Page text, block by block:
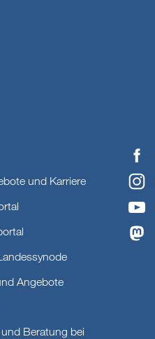
und Karriere
Angebote
Beratung bei